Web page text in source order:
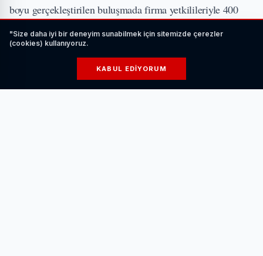
boyu gerçekleştirilen buluşmada firma yetkilileriyle 400
50 kişi iş sahibi oldu.
İLGİNİZİ ÇEKEBİLİR
"Size daha iyi bir deneyim sunabilmek için sitemizde çerezler
(cookies) kullanıyoruz.
KABUL EDIYORUM